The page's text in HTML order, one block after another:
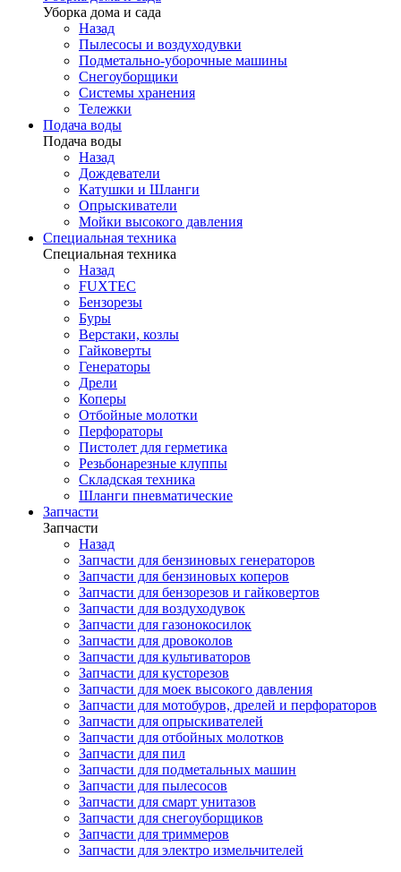
Уборка дома и сада
Назад
Пылесосы и воздуходувки
Подметально-уборочные машины
Снегоуборщики
Системы хранения
Тележки
Подача воды
Подача воды
Назад
Дождеватели
Катушки и Шланги
Опрыскиватели
Мойки высокого давления
Специальная техника
Специальная техника
Назад
FUXTEC
Бензорезы
Буры
Верстаки, козлы
Гайковерты
Генераторы
Дрели
Коперы
Отбойные молотки
Перфораторы
Пистолет для герметика
Резьбонарезные клуппы
Складская техника
Шланги пневматические
Запчасти
Запчасти
Назад
Запчасти для бензиновых генераторов
Запчасти для бензиновых коперов
Запчасти для бензорезов и гайковертов
Запчасти для воздуходувок
Запчасти для газонокосилок
Запчасти для дровоколов
Запчасти для культиваторов
Запчасти для кусторезов
Запчасти для моек высокого давления
Запчасти для мотобуров, дрелей и перфораторов
Запчасти для опрыскивателей
Запчасти для отбойных молотков
Запчасти для пил
Запчасти для подметальных машин
Запчасти для пылесосов
Запчасти для смарт унитазов
Запчасти для снегоуборщиков
Запчасти для триммеров
Запчасти для электро измельчителей